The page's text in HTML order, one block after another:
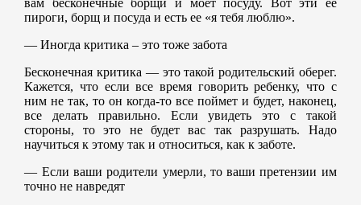
пироги, борщ и посуда и есть ее «я тебя люблю».
— Иногда критика – это тоже забота
Бесконечная критика — это такой родительский оберег.
Кажется, что если все время говорить ребенку, что с
ним не так, то он когда-то все поймет и будет, наконец,
все делать правильно. Если увидеть это с такой
стороны, то это не будет вас так разрушать. Надо
научиться к этому так и относиться, как к заботе.
— Если ваши родители умерли, то ваши претензии им
точно не навредят